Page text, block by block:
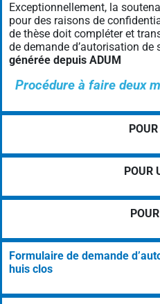
Exceptionnellement, la
pour des raisons de
de thèse doit compléter et
de demande d’autorisation
générée depuis ADUM
Procédure à faire deux
POUR
Formulaire de demande
huis clos